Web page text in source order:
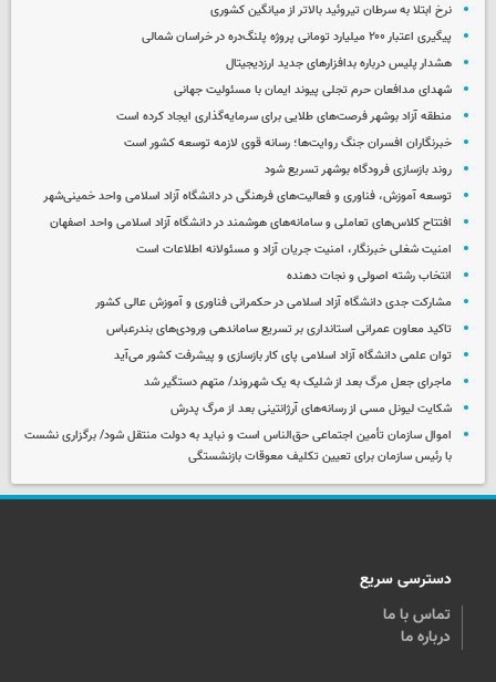
نرخ ابتلا به سرطان تیروئید بالاتر از میانگین کشوری
پیگیری اعتبار ۲۰۰ میلیارد تومانی پروژه پلنگ‌دره در خراسان شمالی
هشدار پلیس درباره بدافزارهای جدید ارزدیجیتال
شهدای مدافعان حرم تجلی پیوند ایمان با مسئولیت جهانی
منطقه آزاد بوشهر فرصت‌های طلایی برای سرمایه‌گذاری ایجاد کرده است
خبرنگاران افسران جنگ روایت‌ها؛ رسانه قوی لازمه توسعه کشور است
روند بازسازی فرودگاه بوشهر تسریع شود
توسعه آموزش، فناوری و فعالیت‌های فرهنگی در دانشگاه آزاد اسلامی واحد خمینی‌شهر
افتتاح کلاس‌های تعاملی و سامانه‌های هوشمند در دانشگاه آزاد اسلامی واحد اصفهان
امنیت شغلی خبرنگار، امنیت جریان آزاد و مسئولانه اطلاعات است
انتخاب رشته اصولی و نجات دهنده
مشارکت جدی دانشگاه آزاد اسلامی در حکمرانی فناوری و آموزش عالی کشور
تاکید معاون عمرانی استانداری بر تسریع ساماندهی ورودی‌های بندرعباس
توان علمی دانشگاه آزاد اسلامی پای کار بازسازی و پیشرفت کشور می‌آید
ماجرای جعل مرگ بعد از شلیک به یک شهروند/ متهم دستگیر شد
شکایت لیونل مسی از رسانه‌های آرژانتینی بعد از مرگ پدرش
اموال سازمان تأمین اجتماعی حق‌الناس است و نباید به دولت منتقل شود/ برگزاری نشست
با رئیس سازمان برای تعیین تکلیف معوقات بازنشستگی
دسترسی سریع
تماس با ما
درباره ما